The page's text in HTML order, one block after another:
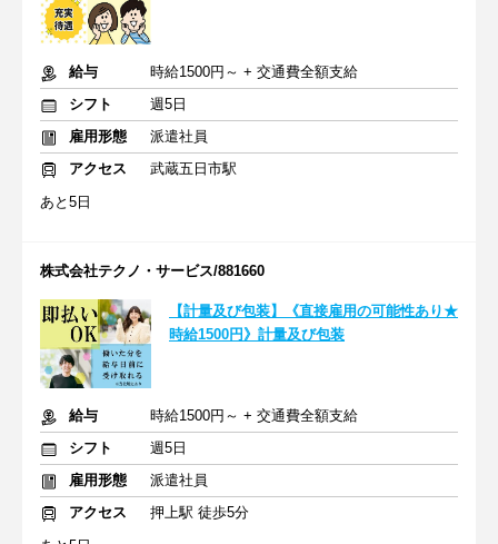
給与
時給1500円～ + 交通費全額支給
シフト
週5日
雇用形態
派遣社員
アクセス
武蔵五日市駅
あと5日
株式会社テクノ・サービス/881660
【計量及び包装】《直接雇用の可能性あり★
時給1500円》計量及び包装
給与
時給1500円～ + 交通費全額支給
シフト
週5日
雇用形態
派遣社員
アクセス
押上駅 徒歩5分